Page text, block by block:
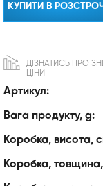
Артикул:
Вага продукту, g:
Коробка, висота,
Коробка,
КУПИТИ В
ДІЗНАТИСЬ ПРО
ЦІНИ